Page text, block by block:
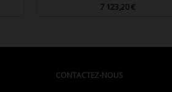
Prix
7 123,20 €
CONTACTEZ-NOUS